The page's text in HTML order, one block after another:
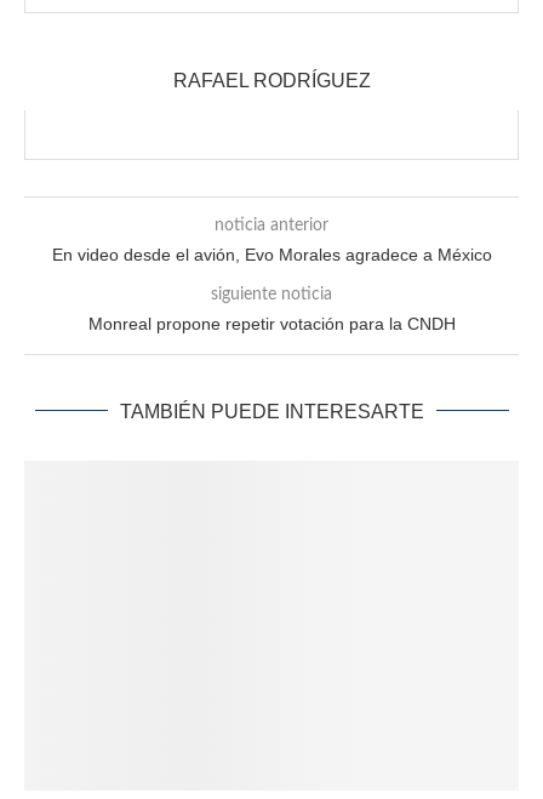
RAFAEL RODRÍGUEZ
noticia anterior
En video desde el avión, Evo Morales agradece a México
siguiente noticia
Monreal propone repetir votación para la CNDH
TAMBIÉN PUEDE INTERESARTE